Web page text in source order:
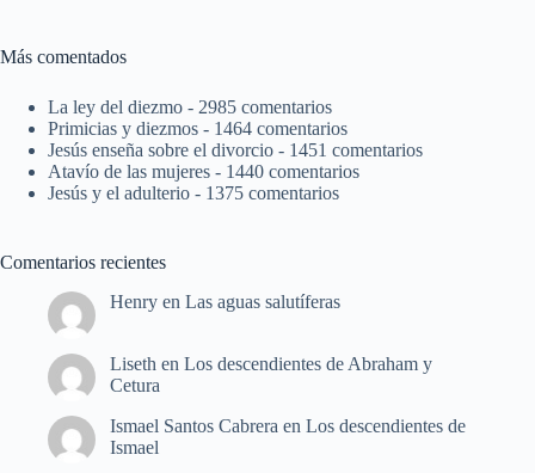
Más comentados
La ley del diezmo - 2985 comentarios
Primicias y diezmos - 1464 comentarios
Jesús enseña sobre el divorcio - 1451 comentarios
Atavío de las mujeres - 1440 comentarios
Jesús y el adulterio - 1375 comentarios
Comentarios recientes
Henry en Las aguas salutíferas
Liseth en Los descendientes de Abraham y
Cetura
Ismael Santos Cabrera en Los descendientes de
Ismael